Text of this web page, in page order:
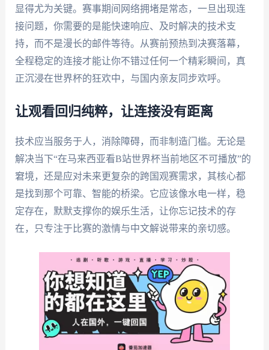
显得尤为关键。赛事期间网络拥堵是常态，一旦出现连
接问题，你需要的是能快速响应、及时解决的技术支
持，而不是漫长的邮件等待。从赛前预热到决赛落幕，
全程稳定的连接才能让你不错过任何一个精彩瞬间，真
正沉浸在世界杯的狂欢中，与国内亲友同步欢呼。
让观看回归纯粹，让连接没有距离
技术应当服务于人，消除障碍，而非制造门槛。无论是
解决当下“在马来西亚看B站世界杯当前地区不可播放”的
窘境，还是应对未来更复杂的跨国观赛需求，其核心都
是找到那个可靠、智能的桥梁。它应该像水电一样，稳
定存在，默默支撑你的娱乐生活，让你忘记技术的存
在，只专注于比赛的激情与中文解说带来的亲切感。